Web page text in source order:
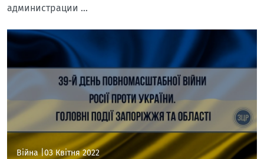
администрации …
Війна |03 Квітня 2022